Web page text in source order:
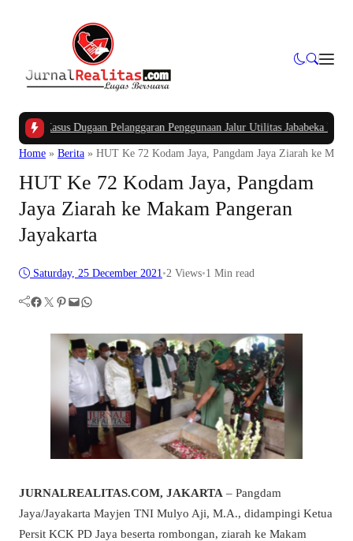
Kasus Dugaan Pelanggaran Penggunaan Jalur Utilitas Jababeka Resmi
Home » Berita » HUT Ke 72 Kodam Jaya, Pangdam Jaya Ziarah ke
HUT Ke 72 Kodam Jaya, Pangdam
Jaya Ziarah ke Makam Pangeran
Jayakarta
Saturday, 25 December 2021•2 Views•1 Min read
Facebook Twitter Pinterest Mail WhatsApp
JURNALREALITAS.COM, JAKARTA – Pangdam
Jaya/Jayakarta Mayjen TNI Mulyo Aji, M.A., didampingi Ketua
Persit KCK PD Jaya beserta rombongan, ziarah ke Makam